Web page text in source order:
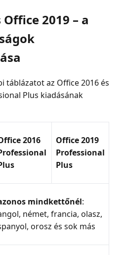
2019 – a
táblázatot az Office 2016 és
Plus kiadásának
2016
Office 2019
Professional
Plus
mindkettőnél:
német, francia, olasz,
orosz és sok más